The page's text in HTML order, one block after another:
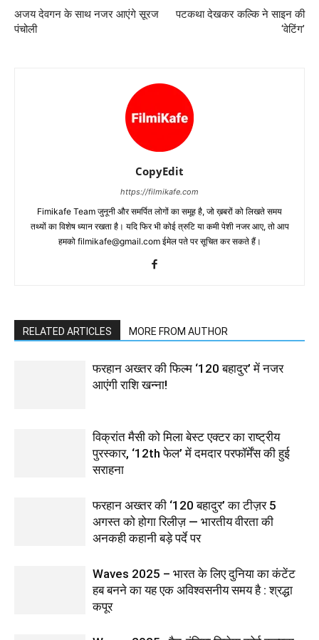
अजय देवगन के साथ नजर आएंगे सूरज
पंचोली
पटकथा देखकर कल्‍कि ने साइन की
‘वेटिंग’
CopyEdit
https://filmikafe.com
Fimikafe Team जुनूनी और समर्पित लोगों का समूह है, जो ख़बरों को लिखते समय
तथ्‍यों का विशेष ध्‍यान रखता है। यदि फिर भी कोई त्रुटि या कमी पेशी नजर आए, तो आप
हमको filmikafe@gmail.com ईमेल पते पर सूचित कर सकते हैं।
RELATED ARTICLES MORE FROM AUTHOR
फरहान अख्तर की फिल्म ‘120 बहादुर’ में नजर
आएंगी राशि खन्ना!
विक्रांत मैसी को मिला बेस्ट एक्टर का राष्ट्रीय
पुरस्कार, ‘12th फेल’ में दमदार परफॉर्मेंस की हुई
सराहना
फरहान अख्तर की ‘120 बहादुर’ का टीज़र 5
अगस्त को होगा रिलीज़ — भारतीय वीरता की
अनकही कहानी बड़े पर्दे पर
Waves 2025 – भारत के लिए दुनिया का कंटेंट
हब बनने का यह एक अविश्वसनीय समय है : श्रद्धा
कपूर